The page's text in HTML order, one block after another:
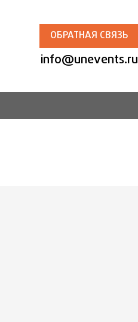
ОБРАТНАЯ СВЯЗЬ
info@unevents.ru